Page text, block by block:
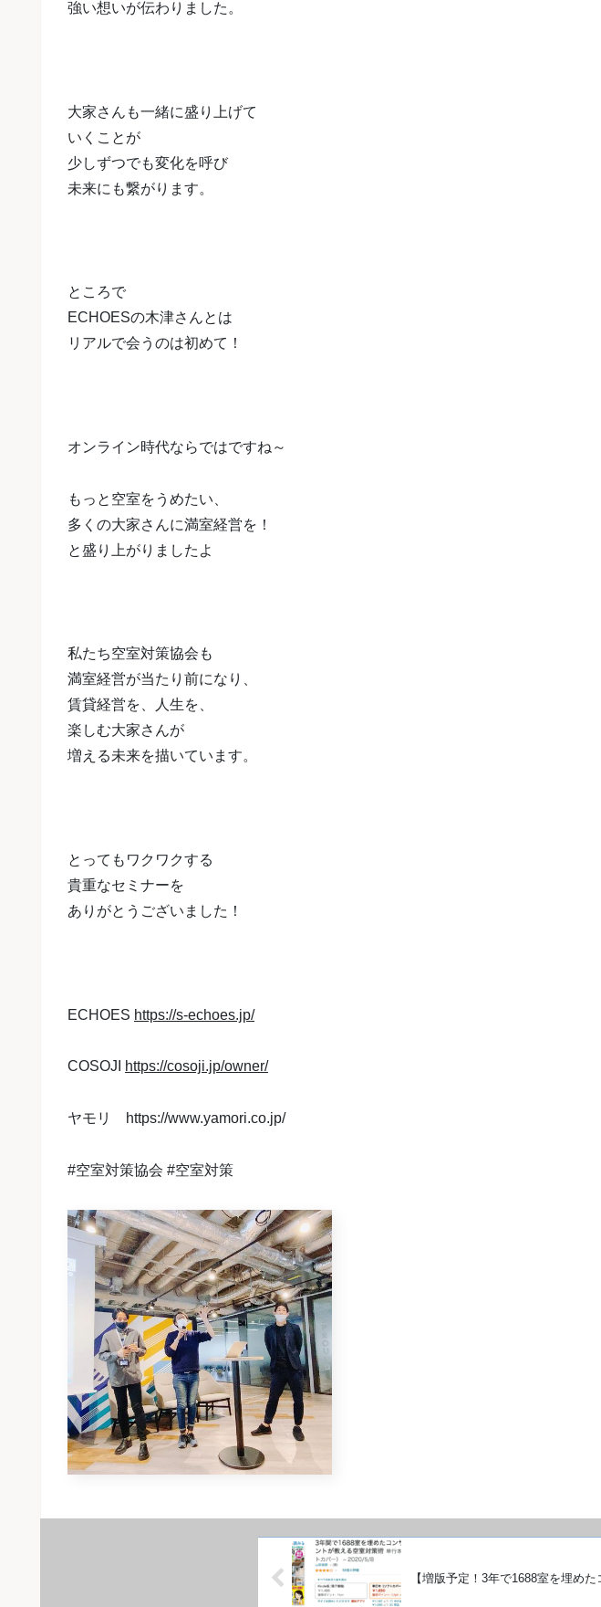
強い想いが伝わりました。
大家さんも一緒に盛り上げて
いくことが
少しずつでも変化を呼び
未来にも繋がります。
ところで
ECHOESの木津さんとは
リアルで会うのは初めて！
オンライン時代ならではですね～
もっと空室をうめたい、
多くの大家さんに満室経営を！
と 盛り上がりましたよ
私たち空室対策協会も
満室経営が当たり前になり、
賃貸経営を、人生を、
楽しむ大家さんが
増える未来を描いています。
とってもワクワクする
貴重なセミナーを
ありがとうございました！
ECHOES https://s-echoes.jp/
COSOJI https://cosoji.jp/owner/
ヤモリ https://www.yamori.co.jp/
#空室対策協会 #空室対策
【増版予定！3年で1688室を埋め